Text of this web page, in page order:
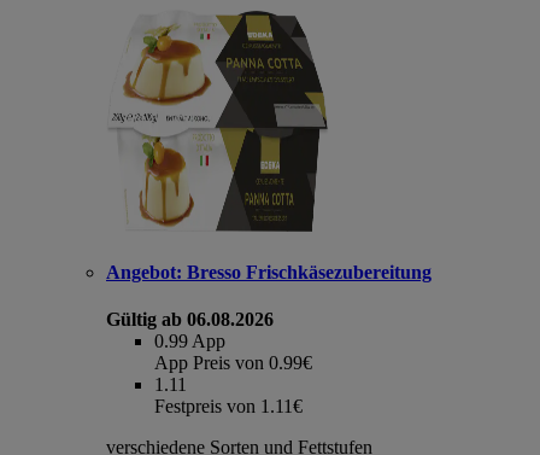
Angebot: Bresso Frischkäsezubereitung
Gültig ab 06.08.2026
0.99 App
App Preis von 0.99€
1.11
Festpreis von 1.11€
verschiedene Sorten und Fettstufen